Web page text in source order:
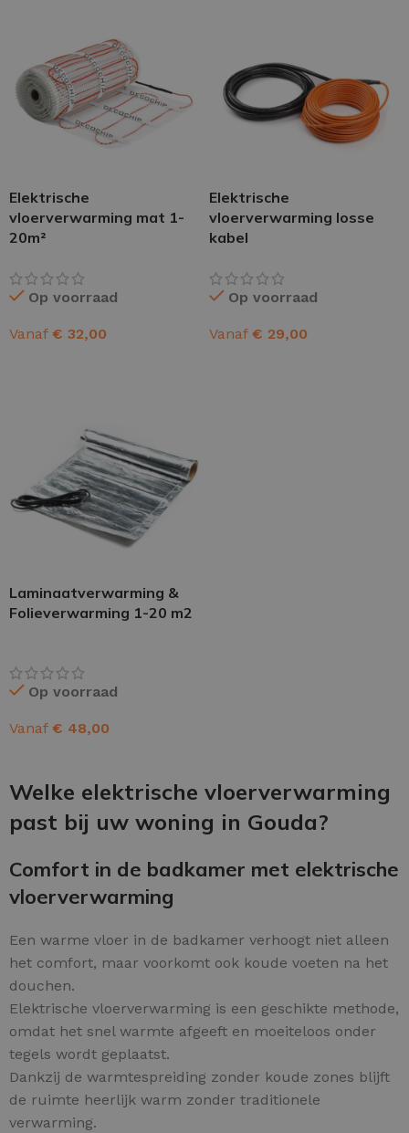
Elektrische
vloerverwarming mat 1-
20m²
Op voorraad
Vanaf € 32,00
Elektrische
vloerverwarming losse
kabel
Op voorraad
Vanaf € 29,00
Laminaatverwarming &
Folieverwarming 1-20 m2
Op voorraad
Vanaf € 48,00
Welke elektrische vloerverwarming
past bij uw woning in Gouda?
Comfort in de badkamer met elektrische
vloerverwarming
Een warme vloer in de badkamer verhoogt niet alleen
het comfort, maar voorkomt ook koude voeten na het
douchen.
Elektrische vloerverwarming is een geschikte methode,
omdat het snel warmte afgeeft en moeiteloos onder
tegels wordt geplaatst.
Dankzij de warmtespreiding zonder koude zones blijft
de ruimte heerlijk warm zonder traditionele
verwarming.